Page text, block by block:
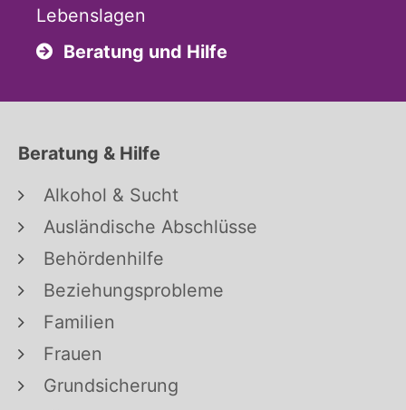
Lebenslagen
Beratung und Hilfe
Beratung & Hilfe
Alkohol & Sucht
Ausländische Abschlüsse
Behördenhilfe
Beziehungsprobleme
Familien
Frauen
Grundsicherung